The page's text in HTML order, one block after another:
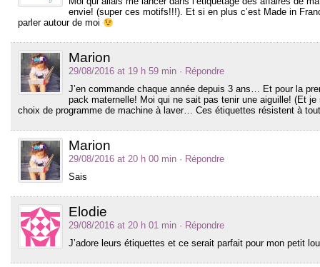
envie! (super ces motifs!!!). Et si en plus c’est Made in
parler autour de moi
Marion
29/08/2016 at 19 h 59 min · Répondre
J’en commande chaque année depuis 3 ans… Et pour la
pack maternelle! Moi qui ne sait pas tenir une aiguille! (Et
choix de programme de machine à laver… Ces étiquettes résistent à
Marion
29/08/2016 at 20 h 00 min · Répondre
Sais
Elodie
29/08/2016 at 20 h 01 min · Répondre
J’adore leurs étiquettes et ce serait parfait pour mon petit